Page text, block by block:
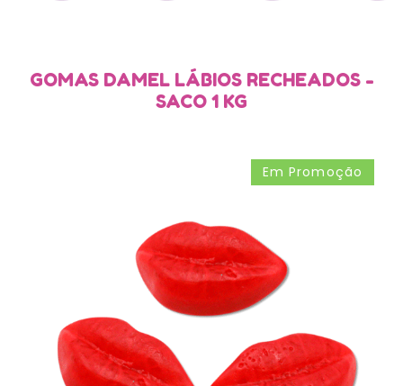
GOMAS DAMEL LÁBIOS RECHEADOS -
SACO 1 KG
Em Promoção